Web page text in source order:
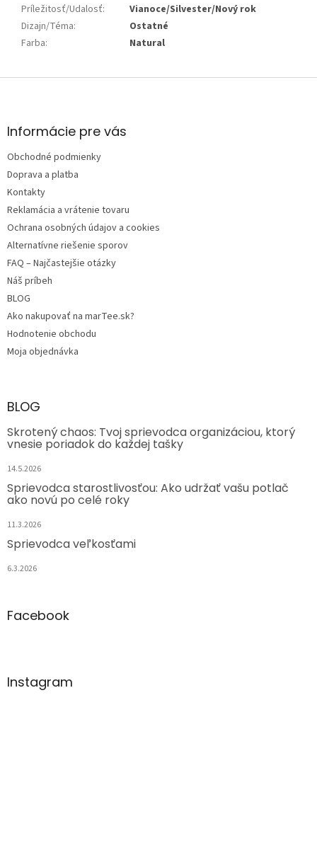
Príležitosť/Udalosť:
Vianoce/Silvester/Nový rok
Dizajn/Téma:
Ostatné
Farba: Natural
Z
ä
e
Informácie pre vás
Obchodné podmienky
Doprava a platba
Kontakty
Reklamácia a vrátenie tovaru
Ochrana osobných údajov a cookies
Alternatívne riešenie sporov
FAQ – Najčastejšie otázky
Náš príbeh
BLOG
Ako nakupovať na marTee.sk?
Hodnotenie obchodu
Moja objednávka
BLOG
Skrotený chaos: Tvoj sprievodca organizáciou, ktorý
vnesie poriadok do každej tašky
14.5.2026
Sprievodca starostlivosťou: Ako udržať vašu potlač
ako novú po celé roky
11.3.2026
Sprievodca veľkosťami
6.3.2026
Facebook
Instagram